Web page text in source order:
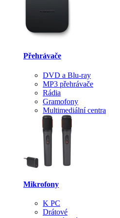
Přehrávače
DVD a Blu-ray
MP3 přehrávače
Rádia
Gramofony
Multimediální centra
Mikrofony
K PC
Drátové